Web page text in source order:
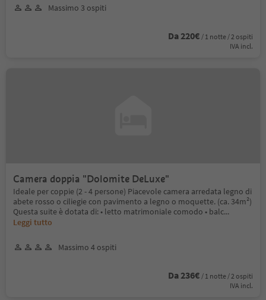
Massimo 3 ospiti
Da 220€ / 1 notte / 2 ospiti
IVA incl.
Camera doppia "Dolomite DeLuxe"
Ideale per coppie (2 - 4 persone) Piacevole camera arredata legno di
abete rosso o ciliegie con pavimento a legno o moquette. (ca. 34m²)
Questa suite è dotata di: • letto matrimoniale comodo • balc...
Leggi tutto
Massimo 4 ospiti
Da 236€ / 1 notte / 2 ospiti
IVA incl.